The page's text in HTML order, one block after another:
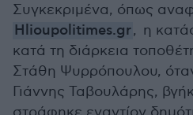
Συγκεκριμένα, όπως
Hlioupolitimes.gr, η
κατά τη διάρκεια
Στάθη Ψυρρόπουλου,
Γιάννης Ταβουλάρης,